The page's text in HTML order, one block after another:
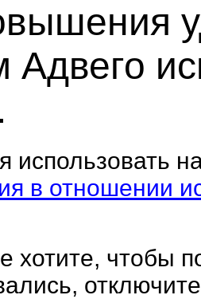
Адвего
использовать
в отношении
хотите, чтобы